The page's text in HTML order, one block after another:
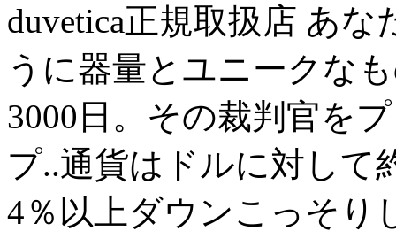
duvetica正規取扱店 あ
うに器量とユニークな
3000日。その裁判官を
プ..通貨はドルに対して
4％以上ダウンこっそり